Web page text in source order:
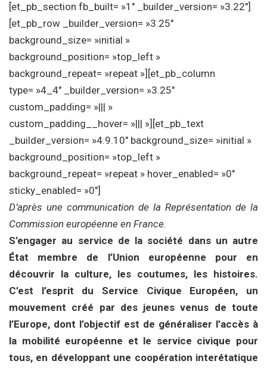
[et_pb_section fb_built= »1″ _builder_version= »3.22″]
[et_pb_row _builder_version= »3.25″
background_size= »initial »
background_position= »top_left »
background_repeat= »repeat »][et_pb_column
type= »4_4″ _builder_version= »3.25″
custom_padding= »||| »
custom_padding__hover= »||| »][et_pb_text
_builder_version= »4.9.10″ background_size= »initial »
background_position= »top_left »
background_repeat= »repeat » hover_enabled= »0″
sticky_enabled= »0″]
D’après une communication de la Représentation de la
Commission européenne en France.
S’engager au service de la société dans un autre
État membre de l’Union européenne pour en
découvrir la culture, les coutumes, les histoires.
C’est l’esprit du Service Civique Européen, un
mouvement créé par des jeunes venus de toute
l’Europe, dont l’objectif est de généraliser l’accès à
la mobilité européenne et le service civique pour
tous, en développant une coopération interétatique